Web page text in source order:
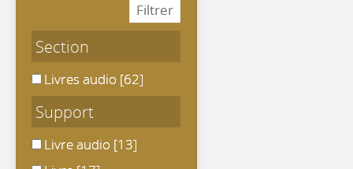
Section
Livres audio
Livres audio [62]
Support
Livre audio
Livre audio [13]